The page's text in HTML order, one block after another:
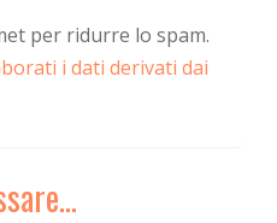
per ridurre lo spam.
i dati derivati dai